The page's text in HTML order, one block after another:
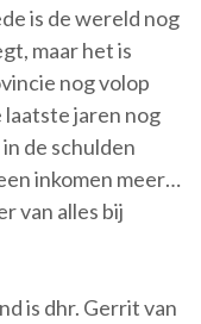
is de wereld nog
maar het is
nog volop
laatste jaren nog
de schulden
inkomen meer…
van alles bij
is dhr. Gerrit van